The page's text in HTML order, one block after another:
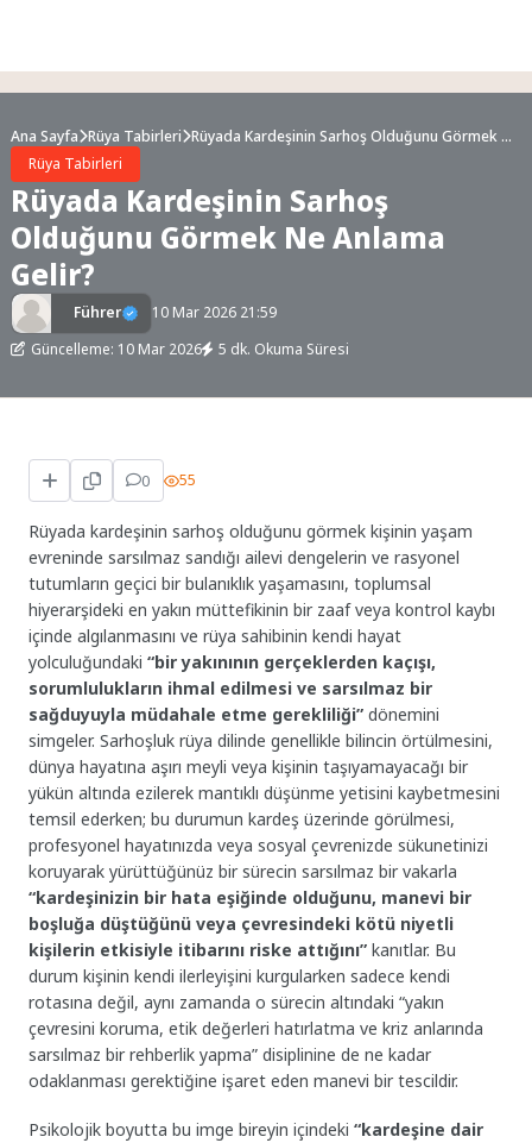
Ana Sayfa Rüya Tabirleri Rüyada Kardeşinin Sarhoş Olduğunu Görmek Ne
Rüya Tabirleri
Rüyada Kardeşinin Sarhoş
Olduğunu Görmek Ne Anlama
Gelir?
Führer
10 Mar 2026 21:59
Güncelleme: 10 Mar 2026
5 dk. Okuma Süresi
0 55
Rüyada kardeşinin sarhoş olduğunu görmek kişinin yaşam
evreninde sarsılmaz sandığı ailevi dengelerin ve rasyonel
tutumların geçici bir bulanıklık yaşamasını, toplumsal
hiyerarşideki en yakın müttefikinin bir zaaf veya kontrol kaybı
içinde algılanmasını ve rüya sahibinin kendi hayat
yolculuğundaki“bir yakınının gerçeklerden kaçışı,
sorumlulukların ihmal edilmesi ve sarsılmaz bir
sağduyuyla müdahale etme gerekliliği” dönemini
simgeler. Sarhoşluk rüya dilinde genellikle bilincin örtülmesini,
dünya hayatına aşırı meyli veya kişinin taşıyamayacağı bir
yükün altında ezilerek mantıklı düşünme yetisini kaybetmesini
temsil ederken; bu durumun kardeş üzerinde görülmesi,
profesyonel hayatınızda veya sosyal çevrenizde sükunetinizi
koruyarak yürüttüğünüz bir sürecin sarsılmaz bir vakarla
“kardeşinizin bir hata eşiğinde olduğunu, manevi bir
boşluğa düştüğünü veya çevresindeki kötü niyetli
kişilerin etkisiyle itibarını riske attığını” kanıtlar. Bu
durum kişinin kendi ilerleyişini kurgularken sadece kendi
rotasına değil, aynı zamanda o sürecin altındaki “yakın
çevresini koruma, etik değerleri hatırlatma ve kriz anlarında
sarsılmaz bir rehberlik yapma” disiplinine de ne kadar
odaklanması gerektiğine işaret eden manevi bir tescildir.
Psikolojik boyutta bu imge bireyin içindeki“kardeşine dair